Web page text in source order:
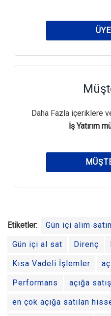
Daha Fazla içeriklere
İş Yatırım
Etiketler: Gün içi alım
Gün içi al sat Direnç
Kısa Vadeli İşlemler
Performans açığa satış
en çok açığa satılan